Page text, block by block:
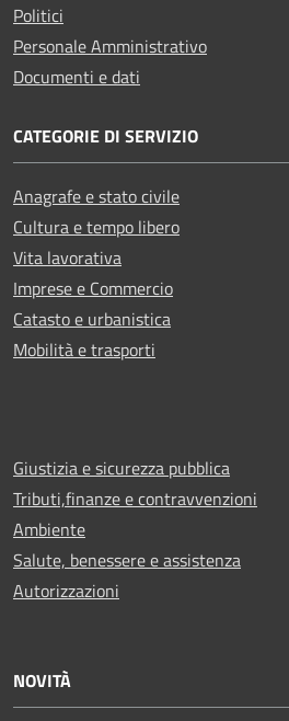
Politici
Personale Amministrativo
Documenti e dati
CATEGORIE DI SERVIZIO
Anagrafe e stato civile
Cultura e tempo libero
Vita lavorativa
Imprese e Commercio
Catasto e urbanistica
Mobilità e trasporti
Giustizia e sicurezza pubblica
Tributi,finanze e contravvenzioni
Ambiente
Salute, benessere e assistenza
Autorizzazioni
NOVITÀ